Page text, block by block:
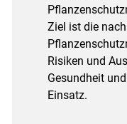
Ziel ist die
Risiken und
Gesundheit
Einsatz.